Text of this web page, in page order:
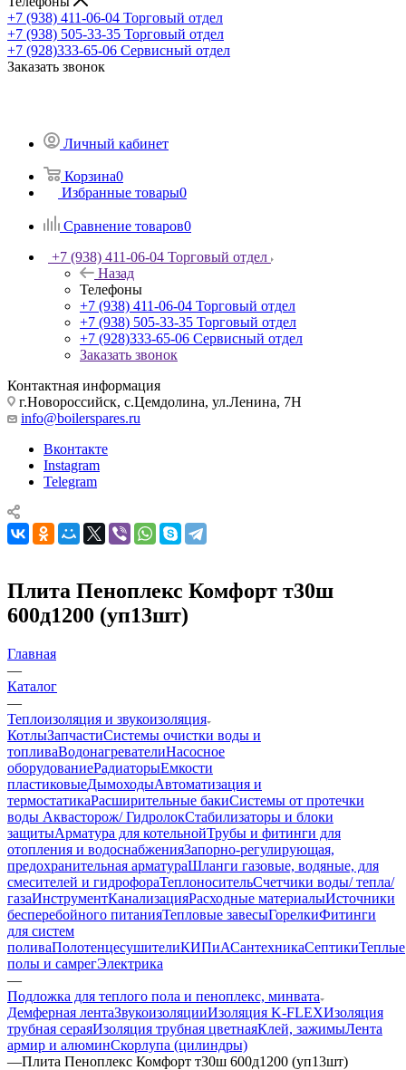
+7 (938) 411-06-04 Торговый отдел
+7 (938) 505-33-35 Торговый отдел
+7 (928)333-65-06 Сервисный отдел
Заказать звонок
Личный кабинет
Корзина0
Избранные товары0
Сравнение товаров0
+7 (938) 411-06-04 Торговый отдел
Назад
Телефоны
+7 (938) 411-06-04 Торговый отдел
+7 (938) 505-33-35 Торговый отдел
+7 (928)333-65-06 Сервисный отдел
Заказать звонок
Контактная информация
г.Новороссийск, с.Цемдолина, ул.Ленина, 7Н
info@boilerspares.ru
Вконтакте
Instagram
Telegram
Плита Пеноплекс Комфорт т30ш
600д1200 (уп13шт)
Главная
—
Каталог
—
Теплоизоляция и звукоизоляция
КотлыЗапчастиСистемы очистки воды и
топливаВодонагревателиНасосное
оборудованиеРадиаторыЕмкости
пластиковыеДымоходыАвтоматизация и
термостатикаРасширительные бакиСистемы от протечки
воды Аквасторож/ ГидролокСтабилизаторы и блоки
защитыАрматура для котельнойТрубы и фитинги для
отопления и водоснабженияЗапорно-регулирующая,
предохранительная арматураШланги газовые, водяные, для
смесителей и гидрофораТеплоносительСчетчики воды/ тепла/
газаИнструментКанализацияРасходные материалыИсточники
бесперебойного питанияТепловые завесыГорелкиФитинги
для систем
поливаПолотенцесушителиКИПиАСантехникаСептикиТеплые
полы и самрегЭлектрика
—
Подложка для теплого пола и пеноплекс, минвата
Демферная лентаЗвукоизоляцииИзоляция K-FLEXИзоляция
трубная сераяИзоляция трубная цветнаяКлей, зажимыЛента
армир и алюминСкорлупа (цилиндры)
—Плита Пеноплекс Комфорт т30ш 600д1200 (уп13шт)